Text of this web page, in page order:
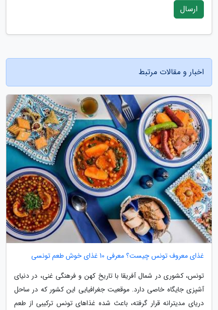
ارسال
اخبار و مقالات مرتبط
غذای معروف تونس چیست؟ معرفی 10 غذای خوش طعم تونسی
تونس، کشوری در شمال آفریقا با تاریخ کهن و فرهنگی غنی، در دنیای
آشپزی جایگاه خاصی دارد. موقعیت جغرافیایی این کشور که در ساحل
دریای مدیترانه قرار گرفته، باعث شده غذاهای تونس ترکیبی از طعم